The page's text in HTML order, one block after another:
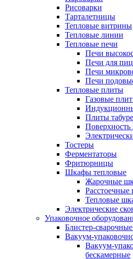
Рисоварки
Тарталетницы
Тепловые витрины
Тепловые линии
Тепловые печи
Печи
Печи для
Печи
Печи
Тепловые плиты
Газовые
Плиты
Поверхность
Тостеры
Ферментаторы
Фритюрницы
Шкафы тепловые
Жарочные
Тепловые
Электрические
Упаковочное
Блистер-
Вакуум-
Вакуум-
беcкамерные